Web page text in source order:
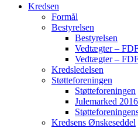
Kredsen
Formål
Bestyrelsen
Bestyrelsen
Vedtægter –
Vedtægter –
Kredsledelsen
Støtteforeningen
Støtteforeningen
Julemarked 2016
Kredsens Ønskeseddel